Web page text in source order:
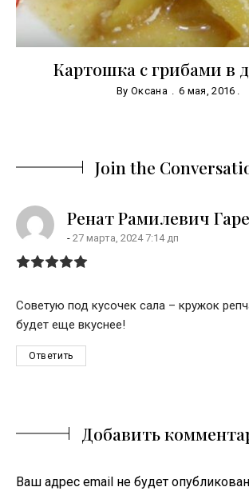
Картошка с грибами в
ByОксана 6 мая, 2016
Join the
Ренат Рамилевич
27 марта, 2024 7:14 дп
Советую под кусочек сала – кружок
будет еще вкуснее!
Ответить
Добавить
Ваш адрес email не будет